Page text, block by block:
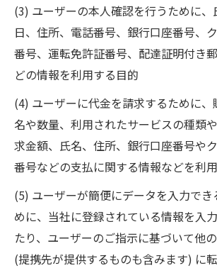
(3) ユーザーの本人確認を行うために、
日、住所、電話番号、銀行口座番号、
番号、運転免許証番号、配達証明付き
どの情報を利用する目的
(4) ユーザーに代金を請求するために
名や数量、利用されたサービスの種類
求金額、氏名、住所、銀行口座番号や
番号などの支払に関する情報などを利
(5) ユーザーが簡便にデータを入力でき
めに、当社に登録されている情報を入
たり、ユーザーのご指示に基づいて他
(提携先が提供するものも含みます) に